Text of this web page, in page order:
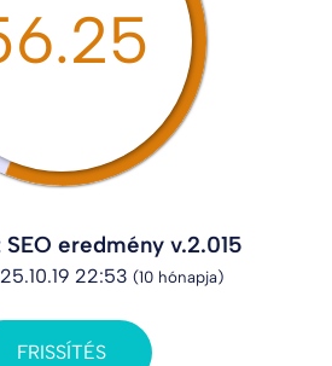
eredmény v.2.015
22:53 (10 hónapja)
FRISSÍTÉS